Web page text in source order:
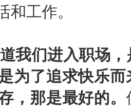
工作。
我们进入职场
为了追求快乐而
，那是最好的。